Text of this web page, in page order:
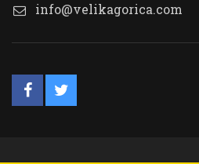
info@velikagorica.com